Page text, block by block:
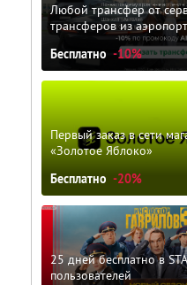
Любой трансфер от
трансферов из
Бесплатно -10%
Первый заказ в сети
«Золотое Яблоко»
Бесплатно -20%
25 дней бесплатно в
пользователей